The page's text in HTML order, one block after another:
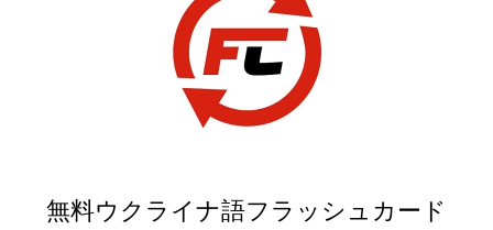
無料ウクライナ語フラッシュカード